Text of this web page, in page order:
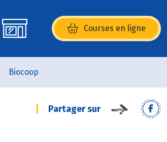
Courses en ligne
(s’ouvre dans une nouvelle
Biocoop
Partager sur